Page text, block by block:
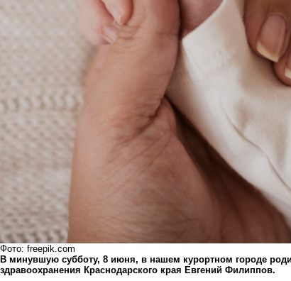
Фото: freepik.com
В минувшую субботу, 8 июня, в нашем курортном городе
здравоохранения Краснодарского края Евгений Филиппов.